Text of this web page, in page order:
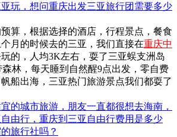
玩，想问重庆出发三亚旅行团需要多少
预算，根据选择的酒店，行程景点，餐食
月的时候去的三亚，我们直接在重庆中
的，人均3K左右，耍了三亚蜈支洲岛
林，每天睡到自然醒9点出发，零自费
船出海，三亚热门旅游景点我们都耍了
的城市旅游，朋友一直都很想去海南，
由行，重庆到三亚自由行费用是多少
旅行社吗？